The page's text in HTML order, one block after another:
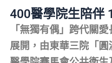
400醫學院生陪伴
「無獨有偶」跨代關
展開，由東華三院「